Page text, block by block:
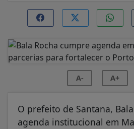
A- A+
O prefeito de Santana,
agenda institucional em